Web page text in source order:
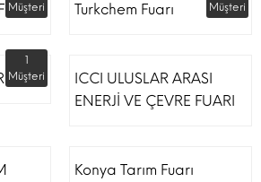
Müşteri
Turkchem Fuarı
Müşteri
1
Müşteri
ICCI ULUSLAR ARASI
ENERJİ VE ÇEVRE FUARI
Konya Tarım Fuarı